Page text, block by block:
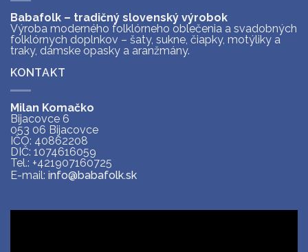
Babafolk – tradičný slovenský výrobok
Výroba moderného folklórneho oblečenia a svadobných
folklórnych doplnkov – šaty, sukne, čiapky, motýliky a
traky, dámske opasky a aranžmány.
KONTAKT
Milan Komačko
Bijacovce 6
053 06 Bijacovce
IČO: 40862208
DIČ: 1074616059
Tel.: +421907160725
E-mail: info@babafolk.sk